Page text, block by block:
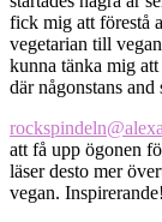
fick mig att förestå
vegetarian till
kunna tänka mig
där någonstans
rockspindeln
att få upp ögonen
läser desto mer
vegan. Inspirerande!